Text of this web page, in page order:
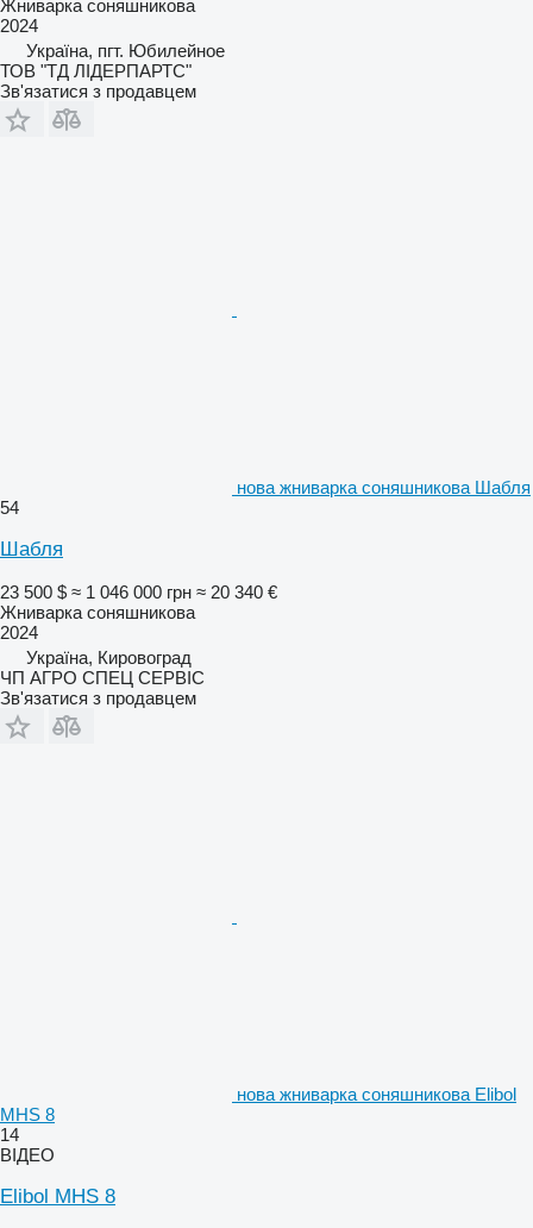
Жниварка соняшникова
2024
Україна, пгт. Юбилейное
ТОВ "ТД ЛІДЕРПАРТС"
Зв'язатися з продавцем
нова жниварка соняшникова Шабля
54
Шабля
23 500 $ ≈ 1 046 000 грн ≈ 20 340 €
Жниварка соняшникова
2024
Україна, Кировоград
ЧП АГРО СПЕЦ СЕРВІС
Зв'язатися з продавцем
нова жниварка соняшникова Elibol
MHS 8
14
ВІДЕО
Elibol MHS 8